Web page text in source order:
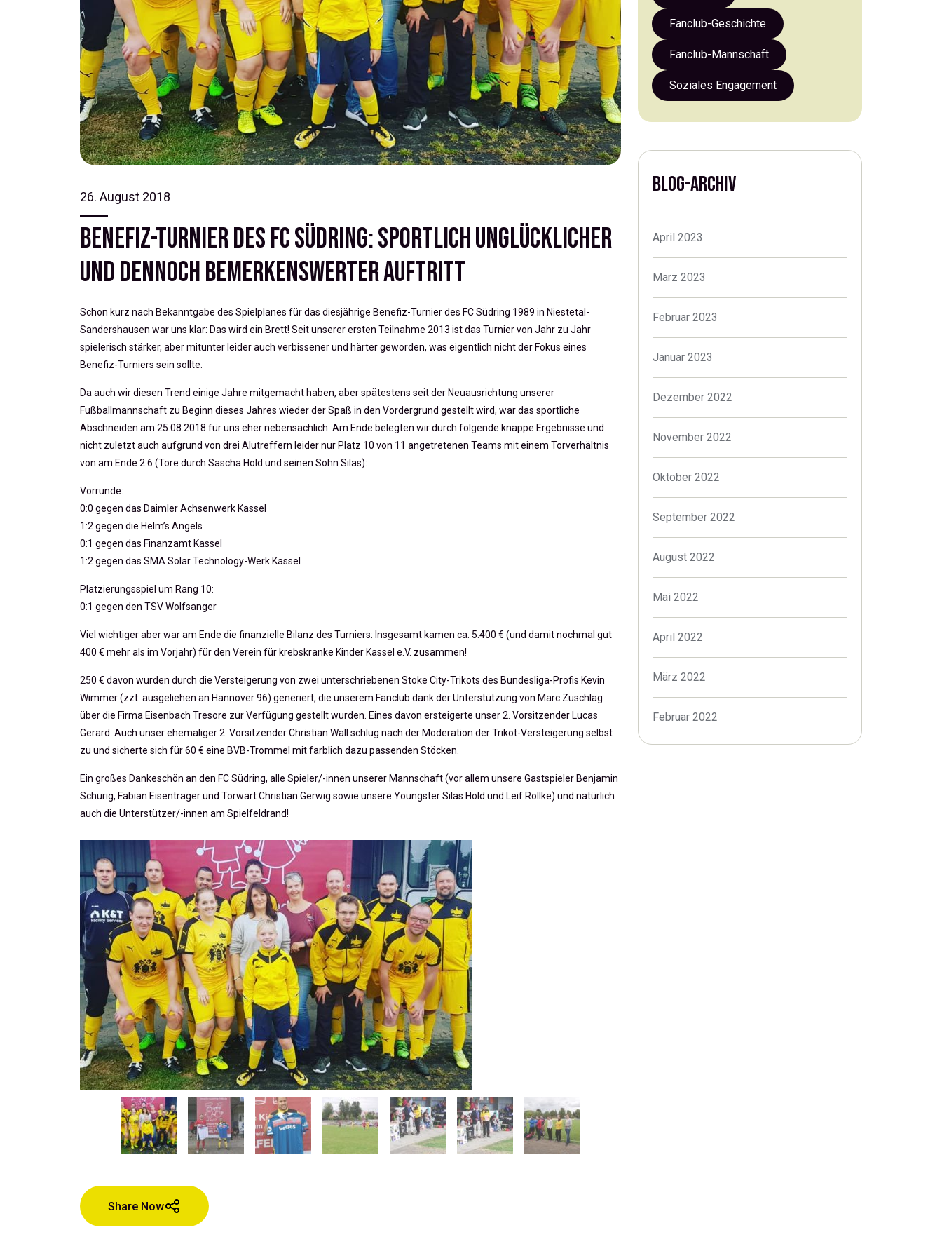
26. August 2018
Benefiz-Turnier des FC Südring: Sportlich unglücklicher
und dennoch bemerkenswerter Auftritt
Schon kurz nach Bekanntgabe des Spielplanes für das diesjährige Benefiz-Turnier des FC Südring 1989 in Niestetal-
Sandershausen war uns klar: Das wird ein Brett! Seit unserer ersten Teilnahme 2013 ist das Turnier von Jahr zu Jahr
spielerisch stärker, aber mitunter leider auch verbissener und härter geworden, was eigentlich nicht der Fokus eines
Benefiz-Turniers sein sollte.
Da auch wir diesen Trend einige Jahre mitgemacht haben, aber spätestens seit der Neuausrichtung unserer
Fußballmannschaft zu Beginn dieses Jahres wieder der Spaß in den Vordergrund gestellt wird, war das sportliche
Abschneiden am 25.08.2018 für uns eher nebensächlich. Am Ende belegten wir durch folgende knappe Ergebnisse und
nicht zuletzt auch aufgrund von drei Alutreffern leider nur Platz 10 von 11 angetretenen Teams mit einem Torverhältnis
von am Ende 2:6 (Tore durch Sascha Hold und seinen Sohn Silas):
Vorrunde:
0:0 gegen das Daimler Achsenwerk Kassel
1:2 gegen die Helm’s Angels
0:1 gegen das Finanzamt Kassel
1:2 gegen das SMA Solar Technology-Werk Kassel
Platzierungsspiel um Rang 10:
0:1 gegen den TSV Wolfsanger
Viel wichtiger aber war am Ende die finanzielle Bilanz des Turniers: Insgesamt kamen ca. 5.400 € (und damit nochmal gut
400 € mehr als im Vorjahr) für den Verein für krebskranke Kinder Kassel e.V. zusammen!
250 € davon wurden durch die Versteigerung von zwei unterschriebenen Stoke City-Trikots des Bundesliga-Profis Kevin
Wimmer (zzt. ausgeliehen an Hannover 96) generiert, die unserem Fanclub dank der Unterstützung von Marc Zuschlag
über die Firma Eisenbach Tresore zur Verfügung gestellt wurden. Eines davon ersteigerte unser 2. Vorsitzender Lucas
Gerard. Auch unser ehemaliger 2. Vorsitzender Christian Wall schlug nach der Moderation der Trikot-Versteigerung selbst
zu und sicherte sich für 60 € eine BVB-Trommel mit farblich dazu passenden Stöcken.
Ein großes Dankeschön an den FC Südring, alle Spieler/-innen unserer Mannschaft (vor allem unsere Gastspieler Benjamin
Schurig, Fabian Eisenträger und Torwart Christian Gerwig sowie unsere Youngster Silas Hold und Leif Röllke) und natürlich
auch die Unterstützer/-innen am Spielfeldrand!
Share Now
Fanclub-Geschichte
Fanclub-Mannschaft
Soziales Engagement
BLOG-ARCHIV
April 2023
März 2023
Februar 2023
Januar 2023
Dezember 2022
November 2022
Oktober 2022
September 2022
August 2022
Mai 2022
April 2022
März 2022
Februar 2022